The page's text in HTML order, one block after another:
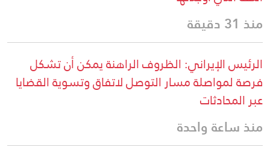
منذ 31 دقيقة
الرئيس الإيراني: الظروف الراهنة يمكن أن تشكل
فرصة لمواصلة مسار التوصل لاتفاق وتسوية القضايا
عبر المحادثات
منذ ساعة واحدة